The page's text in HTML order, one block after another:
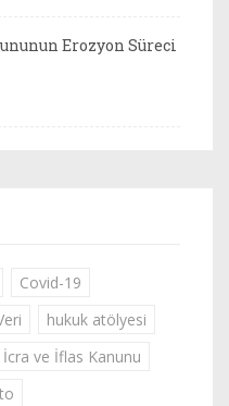
Erozyon Süreci
Covid-19
hukuk atölyesi
İcra ve İflas Kanunu